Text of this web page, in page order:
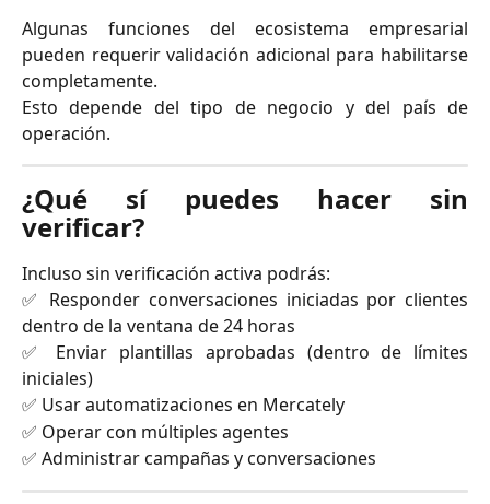
Algunas funciones del ecosistema empresarial
pueden requerir validación adicional para habilitarse
completamente.
Esto depende del tipo de negocio y del país de
operación.
¿Qué sí puedes hacer sin
verificar?
Incluso sin verificación activa podrás:
✅ Responder conversaciones iniciadas por clientes
dentro de la ventana de 24 horas
✅ Enviar plantillas aprobadas (dentro de límites
iniciales)
✅ Usar automatizaciones en Mercately
✅ Operar con múltiples agentes
✅ Administrar campañas y conversaciones